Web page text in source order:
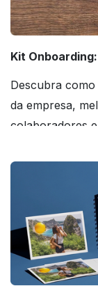
Kit
Descubra
da empresa,
colaboradores